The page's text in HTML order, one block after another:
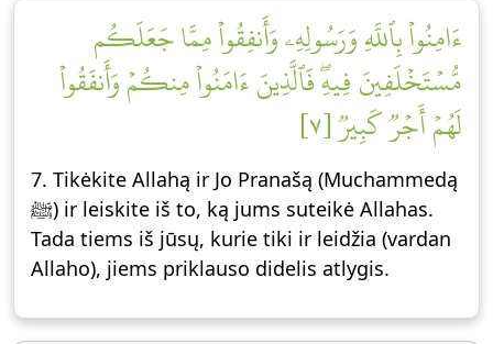
ءَامِنُواْ بِٱللَّهِ وَرَسُولِهِۦ وَأَنفِقُواْ مِمَّا جَعَلَكُم
مُّسۡتَخۡلَفِينَ فِيهِۖ فَٱلَّذِينَ ءَامَنُواْ مِنكُمۡ وَأَنفَقُواْ
لَهُمۡ أَجۡرٞ كَبِيرٞ [٧]
7. Tikėkite Allahą ir Jo Pranašą (Muchammedą
ﷺ) ir leiskite iš to, ką jums suteikė Allahas.
Tada tiems iš jūsų, kurie tiki ir leidžia (vardan
Allaho), jiems priklauso didelis atlygis.